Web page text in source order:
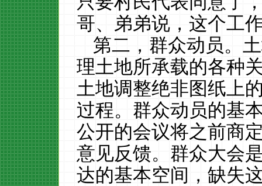
哥、弟弟说，这个工
第二，群众动员。
理土地所承载的各种
土地调整绝非图纸上
过程。群众动员的基
公开的会议将之前商
意见反馈。群众大会
达的基本空间，缺失